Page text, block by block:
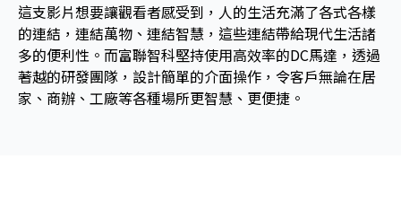
這支影片想要讓觀看者感受到，人的生活充滿了各式各樣
的連結，連結萬物、連結智慧，這些連結帶給現代生活諸
多的便利性。而富聯智科堅持使用高效率的DC馬達，透過
著越的研發團隊，設計簡單的介面操作，令客戶無論在居
家、商辦、工廠等各種場所更智慧、更便捷。